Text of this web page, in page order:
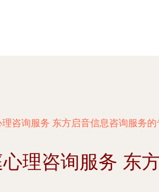
咨询服务 东方启音信息咨询服务
理咨询服务 东